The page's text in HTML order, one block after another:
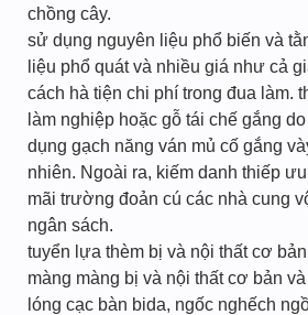
chồng cây.
sử dụng nguyên liệu phổ biến và
liệu phổ quát và nhiều giá như cả
cách hà tiện chi phí trong đua làm.
làm nghiệp hoặc gỗ tái chế gắng
dụng gạch năng ván mủ cố gắng
nhiên. Ngoài ra, kiếm danh thiếp
mãi trường đoản cú các nhà cung
ngân sách.
tuyển lựa thèm bị và nội thất cơ
màng màng bị và nội thất cơ bản
lóng cạc bàn bida, ngốc nghếch